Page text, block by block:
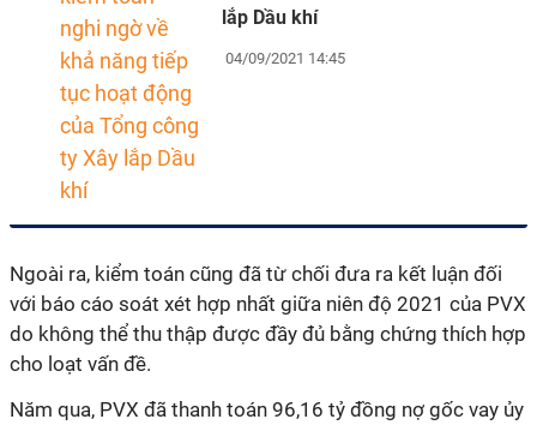
lắp Dầu khí
04/09/2021 14:45
Ngoài ra, kiểm toán cũng đã từ chối đưa ra kết luận đối
với báo cáo soát xét hợp nhất giữa niên độ 2021 của PVX
do không thể thu thập được đầy đủ bằng chứng thích hợp
cho loạt vấn đề.
Năm qua, PVX đã thanh toán 96,16 tỷ đồng nợ gốc vay ủy